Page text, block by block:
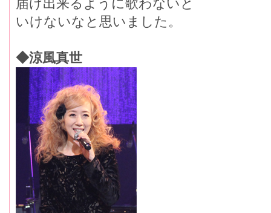
届け出来るように歌わないと
いけないなと思いました。
◆涼風真世